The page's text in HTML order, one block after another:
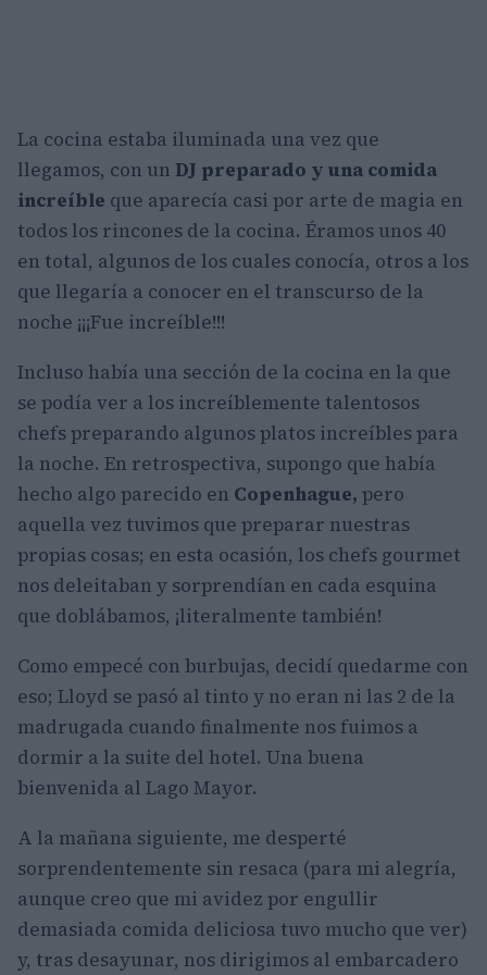
La cocina estaba iluminada una vez que
llegamos, con un DJ preparado y una comida
increíble que aparecía casi por arte de magia en
todos los rincones de la cocina. Éramos unos 40
en total, algunos de los cuales conocía, otros a los
que llegaría a conocer en el transcurso de la
noche ¡¡¡Fue increíble!!!
Incluso había una sección de la cocina en la que
se podía ver a los increíblemente talentosos
chefs preparando algunos platos increíbles para
la noche. En retrospectiva, supongo que había
hecho algo parecido en Copenhague, pero
aquella vez tuvimos que preparar nuestras
propias cosas; en esta ocasión, los chefs gourmet
nos deleitaban y sorprendían en cada esquina
que doblábamos, ¡literalmente también!
Como empecé con burbujas, decidí quedarme con
eso; Lloyd se pasó al tinto y no eran ni las 2 de la
madrugada cuando finalmente nos fuimos a
dormir a la suite del hotel. Una buena
bienvenida al Lago Mayor.
A la mañana siguiente, me desperté
sorprendentemente sin resaca (para mi alegría,
aunque creo que mi avidez por engullir
demasiada comida deliciosa tuvo mucho que ver)
y, tras desayunar, nos dirigimos al embarcadero